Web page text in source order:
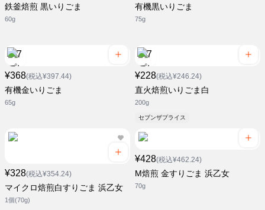
鉄釜焙煎 黒いりごま
60g
有機黒いりごま
75g
¥368(税込¥397.44)
有機金いりごま
65g
¥228(税込¥246.24)
直火焙煎いりごま白
200g
セブンザプライス
¥328(税込¥354.24)
マイクロ焙煎白すりごま 浜乙女
1個(70g)
¥428(税込¥462.24)
M焙煎 金すりごま 浜乙女
70g